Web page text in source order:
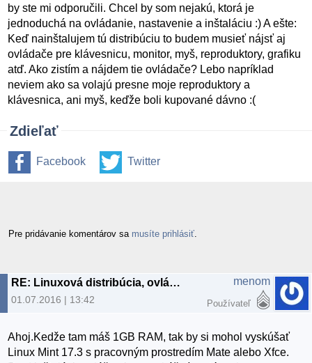
by ste mi odporučili. Chcel by som nejakú, ktorá je
jednoduchá na ovládanie, nastavenie a inštaláciu :) A ešte:
Keď nainštalujem tú distribúciu to budem musieť nájsť aj
ovládače pre klávesnicu, monitor, myš, reproduktory, grafiku
atď. Ako zistím a nájdem tie ovládače? Lebo napríklad
neviem ako sa volajú presne moje reproduktory a
klávesnica, ani myš, keďže boli kupované dávno :(
Zdieľať
Facebook Twitter
Pre pridávanie komentárov sa musíte prihlásiť
RE: Linuxová distribúcia, ovládače...
01.07.2016 | 13:42
menom
Používateľ
Ahoj.Kedže tam máš 1GB RAM, tak by si mohol vyskúšať
Linux Mint 17.3 s pracovným prostredím Mate alebo Xfce.